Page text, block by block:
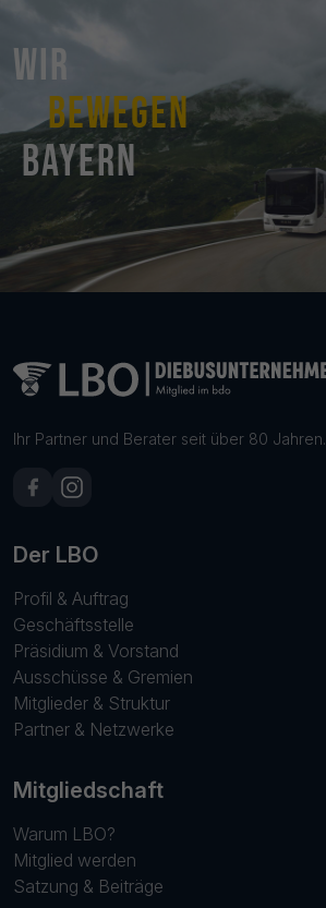
Wir
bewegen
Bayern
Ihr Partner und Berater seit über 80 Jahren.
Der LBO
Profil & Auftrag
Geschäftsstelle
Präsidium & Vorstand
Ausschüsse & Gremien
Mitglieder & Struktur
Partner & Netzwerke
Mitgliedschaft
Warum LBO?
Mitglied werden
Satzung & Beiträge